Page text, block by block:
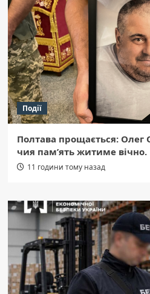
Події
Полтава прощається: Олег
чия пам’ять житиме вічно.
11 години тому назад